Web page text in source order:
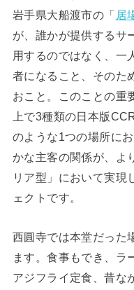
岩手県大船渡市の「 居
が、誰かが提供するサ
用するのではなく、一
者になること、そのた
おこと。このことの重
上で3種類の日本版
のような1つの場所に
かな主客の関係が、よ
リア型」において実現
ェクトです。
西圓寺では本堂だった
ます。食事もでき、ラ
アジフライ定食、昔な